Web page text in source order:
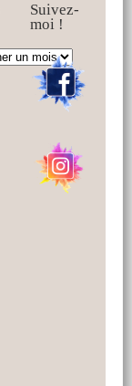
Suivez-
moi !